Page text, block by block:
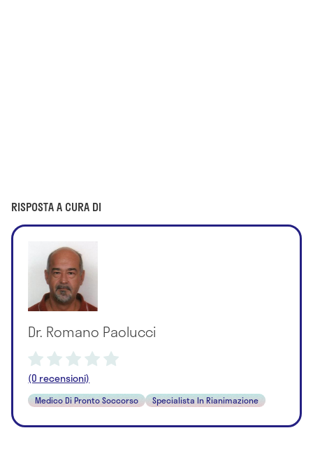
RISPOSTA A CURA DI
Dr. Romano Paolucci
(0 recensioni)
Medico Di Pronto Soccorso Specialista In Rianimazione